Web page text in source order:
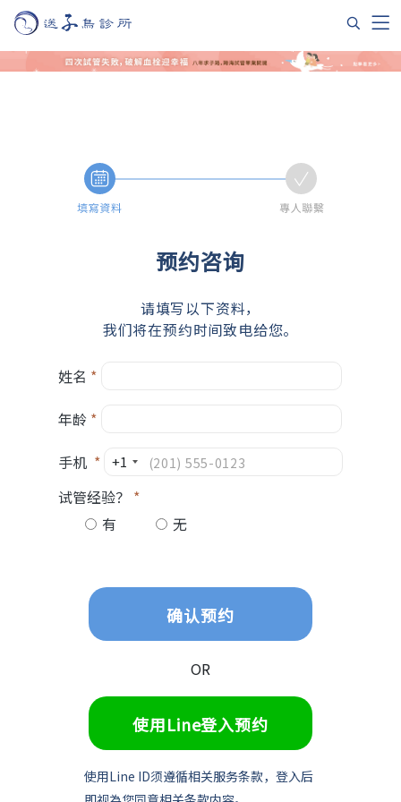
预约咨询
请填写以下资料，
我们将在预约时间致电给您。
姓名 *
年龄 *
手机 * +1
试管经验？ *
有
无
确认预约
OR
使用Line登入预约
使用Line ID须遵循相关服务条款，登入后